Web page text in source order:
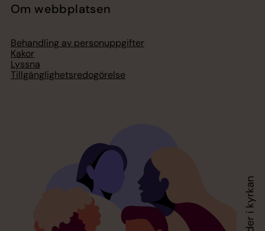
Om webbplatsen
Behandling av personuppgifter
Kakor
Lyssna
Tillgänglighetsredogörelse